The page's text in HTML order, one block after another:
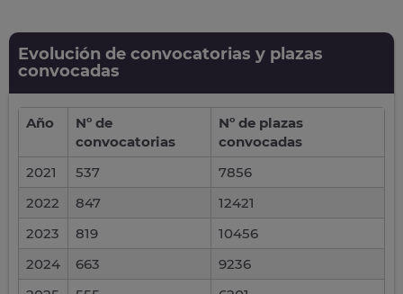
Evolución de convocatorias y plazas
convocadas
Año
Nº de
convocatorias
Nº de plazas
convocadas
2021
537
7856
2022
847
12421
2023
819
10456
2024
663
9236